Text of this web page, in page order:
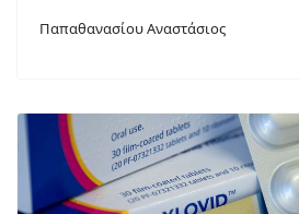
Παπαθανασίου Αναστάσιος